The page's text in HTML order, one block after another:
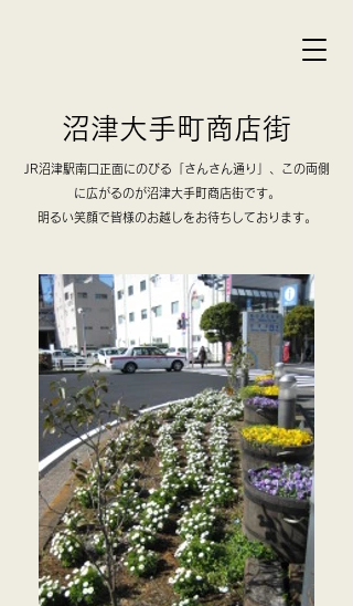
沼津大手町商店街
JR沼津駅南口正面にのびる「さんさん通り」、この両側
に広がるのが沼津大手町商店街です。
明るい笑顔で皆様のお越しをお待ちしております。